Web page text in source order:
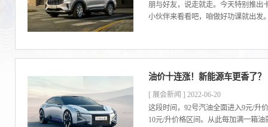
朋与好友，说走就走。今天特别推出
小伙伴来看看吧，咱做好功课就出发
油价十连涨！新能源车更香了？
[ 展会新闻 ] 2022-06-20
这段时间，92号汽油全面进入9元/升
10元/升价格区间。从此每加满一箱